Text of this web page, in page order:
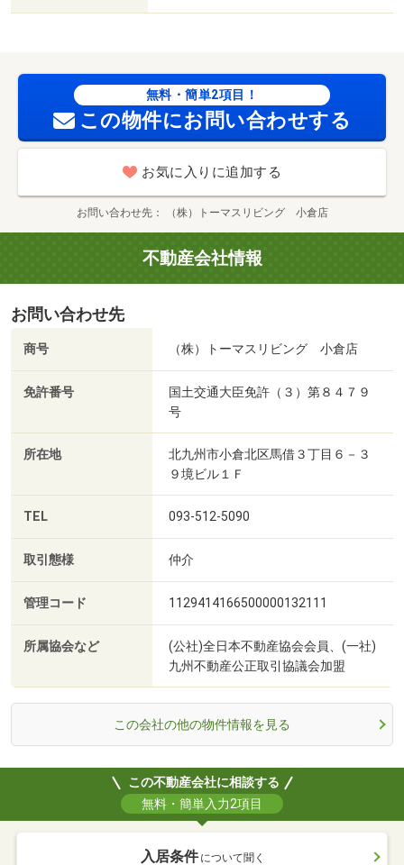
無料・簡単2項目！
この物件にお問い合わせする
お気に入りに追加する
お問い合わせ先 （株）トーマスリビング 小倉店
不動産会社情報
お問い合わせ先
商号 （株）トーマスリビング 小倉店
免許番号
国土交通大臣免許（３）第８４７９
号
所在地
北九州市小倉北区馬借３丁目６－３
９境ビル１Ｆ
TEL 093-512-5090
取引態様 仲介
管理コード 1129414166500000132111
所属協会など
(公社)全日本不動産協会会員、(一社)
九州不動産公正取引協議会加盟
この会社の他の物件情報を見る
この不動産会社に相談する
無料・簡単入力2項目
入居条件 について聞く